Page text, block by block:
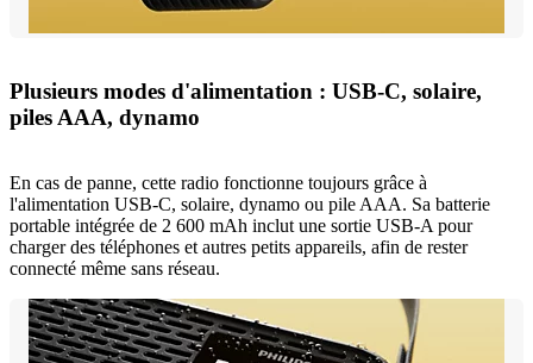
Plusieurs modes d'alimentation : USB-C, solaire,
piles AAA, dynamo
En cas de panne, cette radio fonctionne toujours grâce à
l'alimentation USB-C, solaire, dynamo ou pile AAA. Sa batterie
portable intégrée de 2 600 mAh inclut une sortie USB-A pour
charger des téléphones et autres petits appareils, afin de rester
connecté même sans réseau.